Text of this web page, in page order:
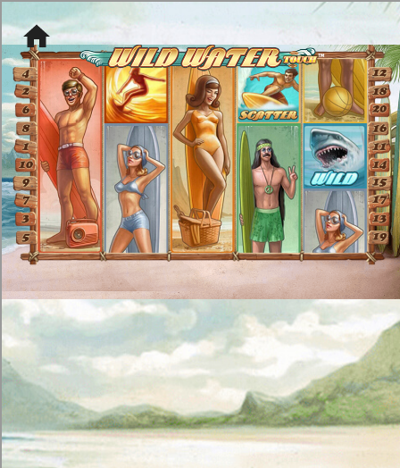
[object HTMLMetaElement]
пополнить счет